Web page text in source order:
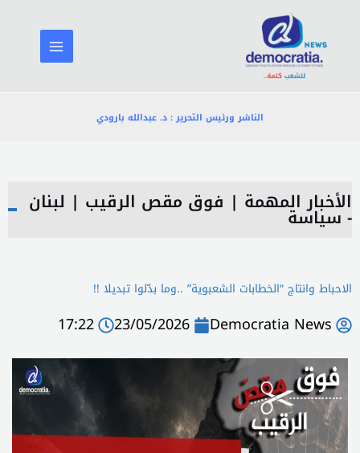
المحتوى
الناشر ورئيس التحرير : د. عبدالله بارودي
الأخبار المهمة | فوق مقص الرقيب | لبنان
- سياسة
الاحباط وانتاج “الخطابات الشعبوية” ..وما بدّلوا تبديلا !!
Democratia News
23/05/2026
17:22